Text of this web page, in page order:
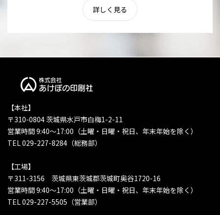
詳しく見る
【本社】
〒310-0804 茨城県水戸市白梅1-2-11
営業時間 9:40〜17:00（土曜・日曜・祝日、年末年始を除く）
TEL 029-227-8284（総務部）
【工場】
〒311-3156 茨城県東茨城郡茨城町奥谷1720-16
営業時間 9:40〜17:00（土曜・日曜・祝日、年末年始を除く）
TEL 029-227-5505（営業部）